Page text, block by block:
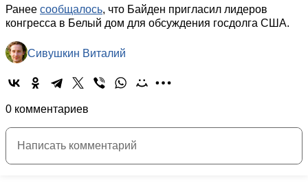
Ранее сообщалось, что Байден пригласил лидеров
конгресса в Белый дом для обсуждения госдолга США.
Сивушкин Виталий
0 комментариев